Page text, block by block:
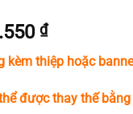
₫.
₫Giá
hiện
tại
là:
746.550
kèm thiệp hoặc
được thay thế